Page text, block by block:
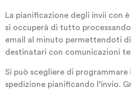
La pianificazione degli invii con
si occuperà di tutto
email al minuto permettendoti
destinatari con comunicazioni
Si può scegliere di
spedizione pianificando l’invio.